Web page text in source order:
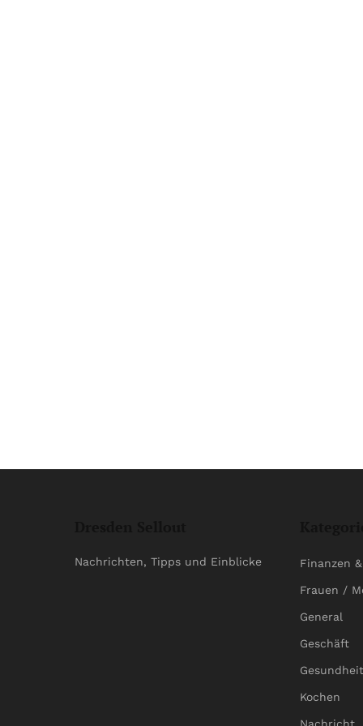
Nachrichten, Tipps und Einblicke Finanzen
Frauen /
General
Geschäft
Gesundheit
Kochen